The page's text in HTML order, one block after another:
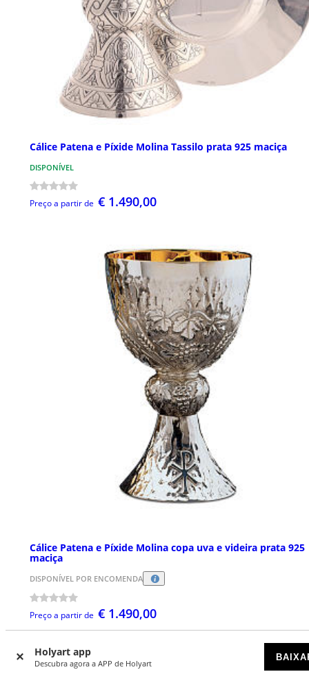
Holyart app
Descubra agora a APP de Holyart
Cálice Patena e Píxide Molina Tassilo prata 925 maciça
DISPONÍVEL
Preço a partir de € 1.490,00
Cálice Patena e Píxide Molina copa uva e videira prata 925
maciça
DISPONÍVEL POR ENCOMENDA
Preço a partir de € 1.490,00